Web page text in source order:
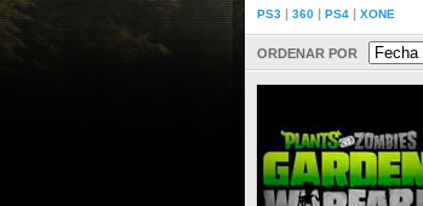
PS3 | 360 | PS4 | XONE
ORDENAR POR